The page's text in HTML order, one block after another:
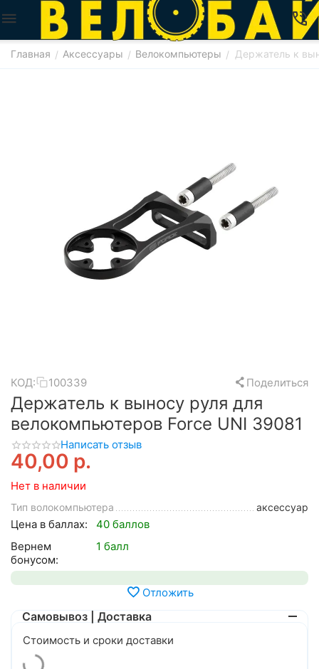
Главная / Аксессуары / Велокомпьютеры / Держатель к
КОД: 100339 Поделиться
Держатель к выносу руля для
велокомпьютеров Force UNI 39081
Написать отзыв
40,00 р.
Нет в наличии
Тип волокомпьютера аксессуар
Цена в баллах:
40 баллов
Вернем
бонусом:
1 балл
Отложить
Самовывоз | Доставка
Стоимость и сроки доставки